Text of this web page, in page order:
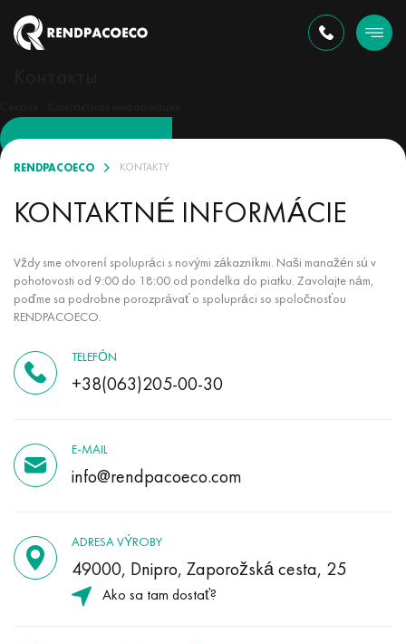
RENDPACOECO KONTAKTY
KONTAKTNÉ INFORMÁCIE
Vždy sme otvorení spolupráci s novými zákazníkmi. Naši manažéri sú v
pohotovosti od 9:00 do 18:00 od pondelka do piatku. Zavolajte nám,
poďme sa podrobne porozprávať o spolupráci so spoločnosťou
RENDPACOECO.
TELEFÓN
+38(063)205-00-30
E-MAIL
info@rendpacoeco.com
ADRESA VÝROBY
49000, Dnipro, Zaporožská cesta, 25
Ako sa tam dostať?